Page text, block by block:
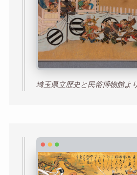
埼玉県立歴史と民俗博物館よ